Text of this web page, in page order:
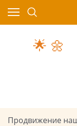
🌟 🌼
Продвижение